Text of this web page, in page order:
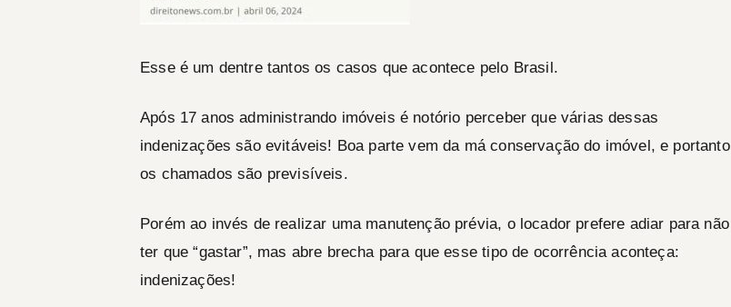
Esse é um dentre tantos os casos que acontece pelo Brasil.
Após 17 anos administrando imóveis é notório perceber que várias dessas
indenizações são evitáveis! Boa parte vem da má conservação do imóvel, e portanto
os chamados são previsíveis.
Porém ao invés de realizar uma manutenção prévia, o locador prefere adiar para não
ter que “gastar”, mas abre brecha para que esse tipo de ocorrência aconteça:
indenizações!